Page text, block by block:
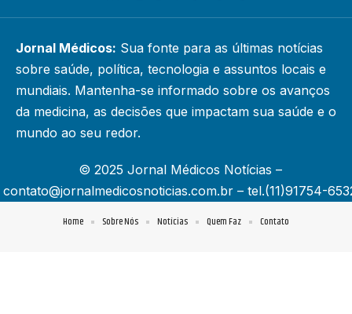
Jornal Médicos: Sua fonte para as últimas notícias
sobre saúde, política, tecnologia e assuntos locais e
mundiais. Mantenha-se informado sobre os avanços
da medicina, as decisões que impactam sua saúde e o
mundo ao seu redor.
© 2025 Jornal Médicos Notícias –
contato@jornalmedicosnoticias.com.br – tel.(11)91754-
Home Sobre Nós Notícias Quem Faz Contato